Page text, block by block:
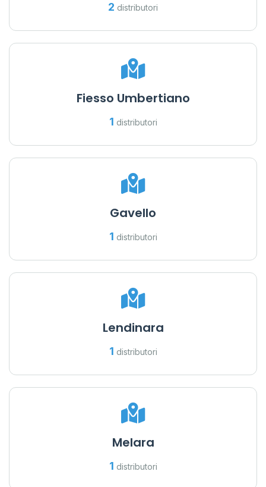
2 distributori
Fiesso Umbertiano
1 distributori
Gavello
1 distributori
Lendinara
1 distributori
Melara
1 distributori